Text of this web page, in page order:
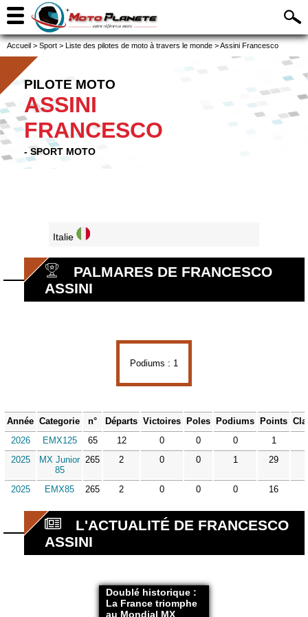
Accueil > Sport > Liste des pilotes de moto à travers le monde >Assini Francesco
PILOTE MOTO
ASSINI
FRANCESCO
- SPORT MOTO
Italie
PALMARES DE FRANCESCO
ASSINI
Podiums : 1
Année Categorie n° Départs Victoires Poles Podiums Points
2026
EMX125 65 12 0 0 0
1
2025
MX Junior
85
265 2 0 0 1 29
2025 EMX85 265 2 0 0 0 16
L'ACTUALITÉ DE FRANCESCO
ASSINI
Doublé historique :
La France triomphe
au Mondial MX